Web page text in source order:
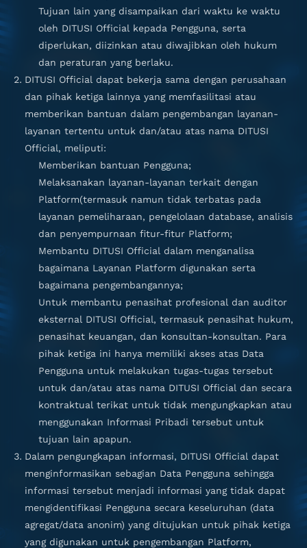
Tujuan lain yang disampaikan dari waktu ke waktu
oleh DITUSI Official kepada Pengguna, serta
diperlukan, diizinkan atau diwajibkan oleh hukum
dan peraturan yang berlaku.
DITUSI Official dapat bekerja sama dengan perusahaan
dan pihak ketiga lainnya yang memfasilitasi atau
memberikan bantuan dalam pengembangan layanan-
layanan tertentu untuk dan/atau atas nama DITUSI
Official, meliputi:
Memberikan bantuan Pengguna;
Melaksanakan layanan-layanan terkait dengan
Platform(termasuk namun tidak terbatas pada
layanan pemeliharaan, pengelolaan database, analisis
dan penyempurnaan fitur-fitur Platform;
Membantu DITUSI Official dalam menganalisa
bagaimana Layanan Platform digunakan serta
bagaimana pengembangannya;
Untuk membantu penasihat profesional dan auditor
eksternal DITUSI Official, termasuk penasihat hukum,
penasihat keuangan, dan konsultan-konsultan. Para
pihak ketiga ini hanya memiliki akses atas Data
Pengguna untuk melakukan tugas-tugas tersebut
untuk dan/atau atas nama DITUSI Official dan secara
kontraktual terikat untuk tidak mengungkapkan atau
menggunakan Informasi Pribadi tersebut untuk
tujuan lain apapun.
Dalam pengungkapan informasi, DITUSI Official dapat
menginformasikan sebagian Data Pengguna sehingga
informasi tersebut menjadi informasi yang tidak dapat
mengidentifikasi Pengguna secara keseluruhan (data
agregat/data anonim) yang ditujukan untuk pihak ketiga
yang digunakan untuk pengembangan Platform,